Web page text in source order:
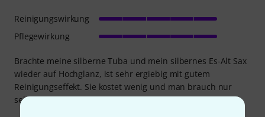
Brachte meine silberne Tuba und mein silbernes Es-Alt Sax
wieder auf Hochglanz, ist sehr ergiebig mit gutem
Reinigungseffekt. Sie kostet wenig und man brauch nur
sehr wenig davon, um ein gutes Ergebnis zu erzielen.
Reinigungswirkung
Pflegewirkung